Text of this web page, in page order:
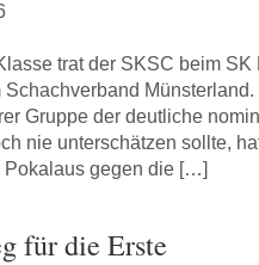
trat der SKSC beim
Münsterland.
Gruppe der deutliche
nie unterschätzen sollte,
Pokalaus gegen die […]
für die Erste